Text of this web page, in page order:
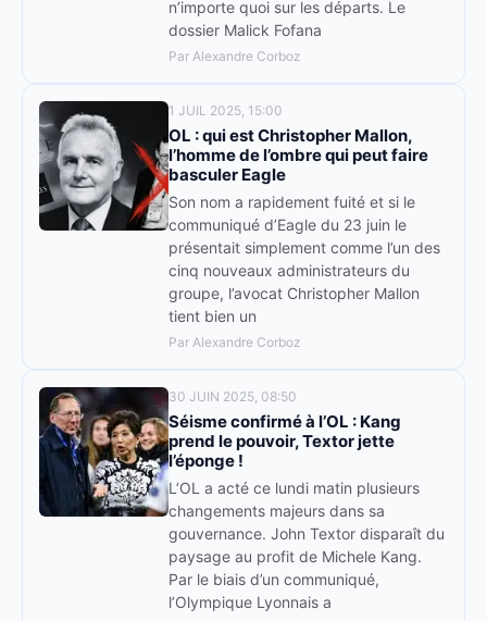
n’importe quoi sur les départs. Le
dossier Malick Fofana
Par Alexandre Corboz
1 JUIL 2025, 15:00
OL : qui est Christopher Mallon,
l’homme de l’ombre qui peut faire
basculer Eagle
Son nom a rapidement fuité et si le
communiqué d’Eagle du 23 juin le
présentait simplement comme l’un des
cinq nouveaux administrateurs du
groupe, l’avocat Christopher Mallon
tient bien un
Par Alexandre Corboz
30 JUIN 2025, 08:50
Séisme confirmé à l’OL : Kang
prend le pouvoir, Textor jette
l’éponge !
L’OL a acté ce lundi matin plusieurs
changements majeurs dans sa
gouvernance. John Textor disparaît du
paysage au profit de Michele Kang.
Par le biais d’un communiqué,
l’Olympique Lyonnais a